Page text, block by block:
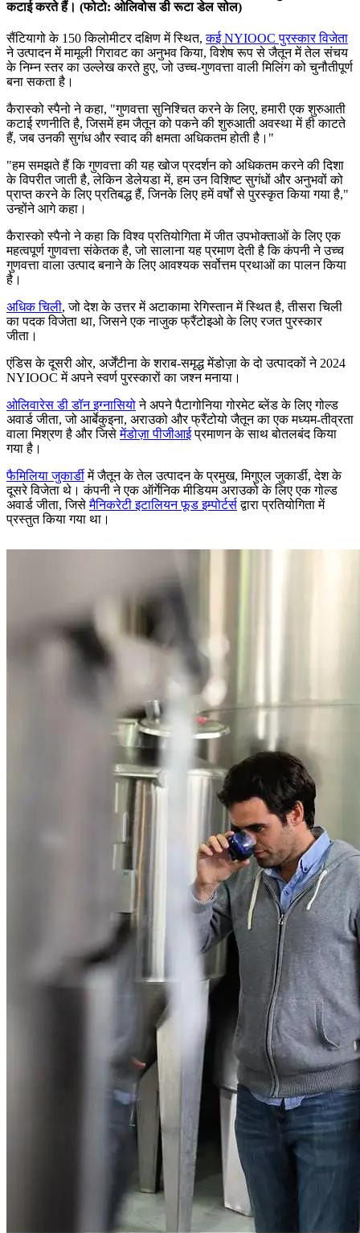
कटाई करते हैं। (फोटो: ओलिवोस डी रूटा डेल सोल)
सैंटियागो के 150 किलोमीटर दक्षिण में स्थित,कई NYIOOC पुरस्कार विजेता
ने उत्पादन में मामूली गिरावट का अनुभव किया, विशेष रूप से जैतून में तेल संचय
के निम्न स्तर का उल्लेख करते हुए, जो उच्च-गुणवत्ता वाली मिलिंग को चुनौतीपूर्ण
बना सकता है।
कैरास्को स्पैनो ने कहा, "गुणवत्ता सुनिश्चित करने के लिए, हमारी एक शुरुआती
कटाई रणनीति है, जिसमें हम जैतून को पकने की शुरुआती अवस्था में ही काटते
हैं, जब उनकी सुगंध और स्वाद की क्षमता अधिकतम होती है।"
"हम समझते हैं कि गुणवत्ता की यह खोज प्रदर्शन को अधिकतम करने की दिशा
के विपरीत जाती है, लेकिन डेलेयडा में, हम उन विशिष्ट सुगंधों और अनुभवों को
प्राप्त करने के लिए प्रतिबद्ध हैं, जिनके लिए हमें वर्षों से पुरस्कृत किया गया है,"
उन्होंने आगे कहा।
कैरास्को स्पैनो ने कहा कि विश्व प्रतियोगिता में जीत उपभोक्ताओं के लिए एक
महत्वपूर्ण गुणवत्ता संकेतक है, जो सालाना यह प्रमाण देती है कि कंपनी ने उच्च
गुणवत्ता वाला उत्पाद बनाने के लिए आवश्यक सर्वोत्तम प्रथाओं का पालन किया
है।
अधिक चिली, जो देश के उत्तर में अटाकामा रेगिस्तान में स्थित है, तीसरा चिली
का पदक विजेता था, जिसने एक नाजुक फ्रैंटोइओ के लिए रजत पुरस्कार
जीता।
एंडिस के दूसरी ओर, अर्जेंटीना के शराब-समृद्ध मेंडोज़ा के दो उत्पादकों ने 2024
NYIOOC में अपने स्वर्ण पुरस्कारों का जश्न मनाया।
ओलिवारेस डी डॉन इग्नासियोने अपने पैटागोनिया गोरमेट ब्लेंड के लिए गोल्ड
अवार्ड जीता, जो आर्बेकुइना, अराउको और फ्रैंटोयो जैतून का एक मध्यम-तीव्रता
वाला मिश्रण है और जिसेमेंडोज़ा पीजीआईप्रमाणन के साथ बोतलबंद किया
गया है।
फैमिलिया जुकार्डीमें जैतून के तेल उत्पादन के प्रमुख, मिगुएल जुकार्डी, देश के
दूसरे विजेता थे। कंपनी ने एक ऑर्गेनिक मीडियम अराउको के लिए एक गोल्ड
अवार्ड जीता, जिसेमैनिकरेटी इटालियन फूड इम्पोर्टर्सद्वारा प्रतियोगिता में
प्रस्तुत किया गया था।